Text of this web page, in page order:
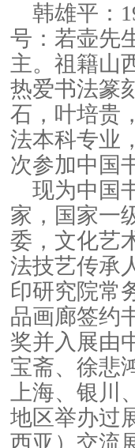
韩雄平：
号：若壶先
主。祖籍山
热爱书法篆
石，叶培贵
法本科专业
次参加中国
现为中国
家，国家一
委，文化艺
法技艺传承
印研究院常
品画廊签约
奖并入展由
宝斋、徐悲
上海、银
地区举办过
西亚）交流